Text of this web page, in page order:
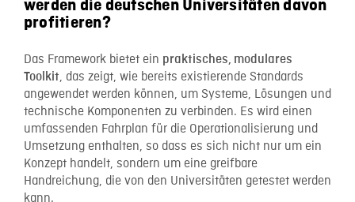
werden die deutschen Universitäten davon
profitieren?
Das Framework bietet ein praktisches, modulares
Toolkit, das zeigt, wie bereits existierende Standards
angewendet werden können, um Systeme, Lösungen und
technische Komponenten zu verbinden. Es wird einen
umfassenden Fahrplan für die Operationalisierung und
Umsetzung enthalten, so dass es sich nicht nur um ein
Konzept handelt, sondern um eine greifbare
Handreichung, die von den Universitäten getestet werden
kann.